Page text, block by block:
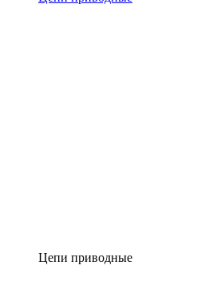
Цепи приводные